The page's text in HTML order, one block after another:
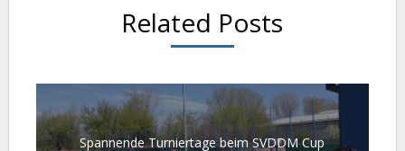
Related Posts
Spannende Turniertage beim SVDDM Cup